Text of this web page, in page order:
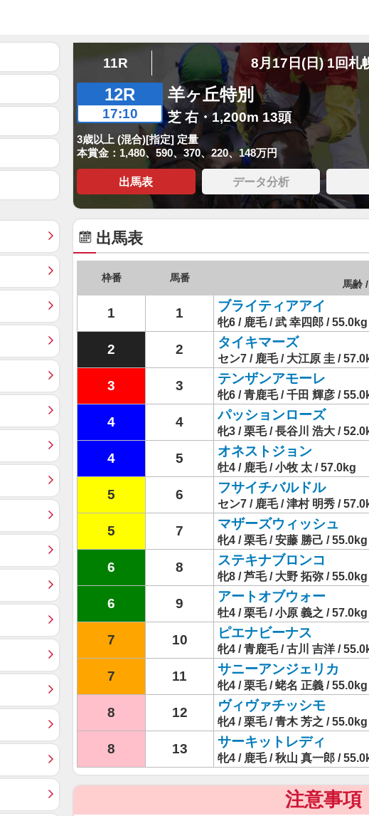
11R 8月17日(日) 1回札
12R
17:10
羊ヶ丘特別
芝 右・1,200m 13頭
3歳以上 (混合)[指定] 定量
本賞金：1,480、590、370、220、148万円
出馬表 データ分析
出馬表
枠番 馬番
馬齢
1 1 ブライティアアイ
牝6 / 鹿毛 / 武 幸四郎 / 55.0kg
2 2 タイキマーズ
セン7 / 鹿毛 / 大江原 圭 /
3 3 テンザンアモーレ
牝6 / 青鹿毛 / 千田 輝彦 /
4 4 パッションローズ
牝3 / 栗毛 / 長谷川 浩大 /
4 5 オネストジョン
牡4 / 鹿毛 / 小牧 太 / 57.0kg
5 6 フサイチバルドル
セン7 / 鹿毛 / 津村 明秀 /
5 7 マザーズウィッシュ
牝4 / 栗毛 / 安藤 勝己 / 55.0kg
6 8 ステキナブロンコ
牝8 / 芦毛 / 大野 拓弥 / 55.0kg
6 9 アートオブウォー
牡4 / 栗毛 / 小原 義之 / 57.0kg
7 10 ピエナビーナス
牝4 / 青鹿毛 / 古川 吉洋 /
7 11 サニーアンジェリカ
牝4 / 栗毛 / 蛯名 正義 / 55.0kg
8 12 ヴィヴァチッシモ
牝4 / 栗毛 / 青木 芳之 / 55.0kg
8 13 サーキットレディ
牝4 / 鹿毛 / 秋山 真一郎 /
注意事項